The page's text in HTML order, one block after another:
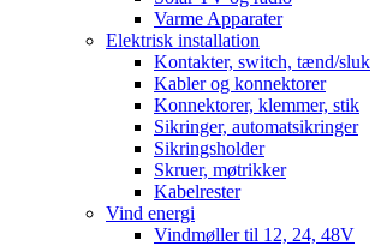
Varme Apparater
Elektrisk installation
Kontakter, switch, tænd/sluk
Kabler og konnektorer
Konnektorer, klemmer, stik
Sikringer, automatsikringer
Sikringsholder
Skruer, møtrikker
Kabelrester
Vind energi
Vindmøller til 12, 24, 48V